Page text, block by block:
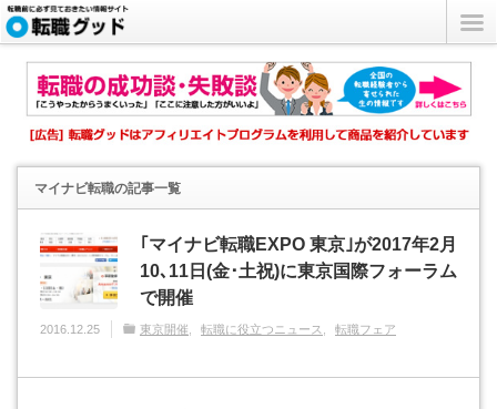
マイナビ転職の記事一覧
｢マイナビ転職EXPO 東京｣が2017年2月
10､11日(金･土祝)に東京国際フォーラム
で開催
2016.12.25 東京開催 転職に役立つニュース 転職フェア